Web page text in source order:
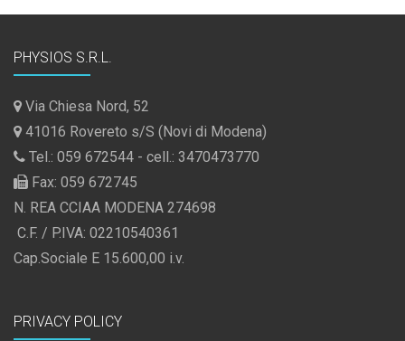
PHYSIOS S.R.L.
Via Chiesa Nord, 52
41016 Rovereto s/S (Novi di Modena)
Tel.: 059 672544 - cell.: 3470473770
Fax: 059 672745
N. REA CCIAA MODENA 274698
C.F. / P.IVA: 02210540361
Cap.Sociale E 15.600,00 i.v.
PRIVACY POLICY